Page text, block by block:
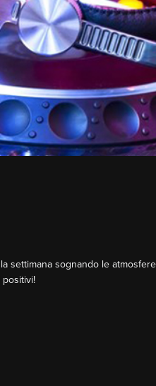
settimana sognando le